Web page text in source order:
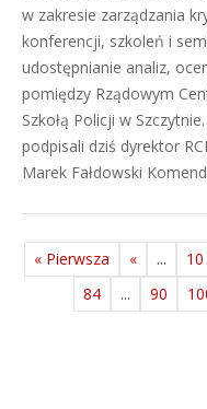
w zakresie zarządzania
konferencji, szkoleń i
udostępnianie analiz,
pomiędzy Rządowym
Szkołą Policji w
podpisali dziś dyrektor
Marek Fałdowski
« Pierwsza « ... 10
84
... 90